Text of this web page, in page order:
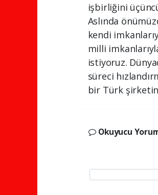
işbirliğini
Aslında
kendi
milli
istiyoruz.
süreci
bir Türk
Okuyucu